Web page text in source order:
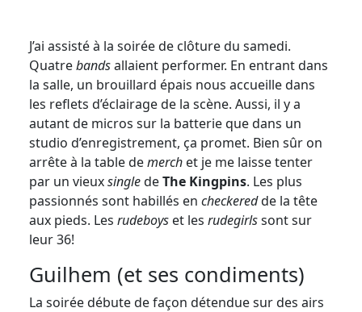
J’ai assisté à la soirée de clôture du samedi.
Quatrebandsallaient performer. En entrant dans
la salle, un brouillard épais nous accueille dans
les reflets d’éclairage de la scène. Aussi, il y a
autant de micros sur la batterie que dans un
studio d’enregistrement, ça promet. Bien sûr on
arrête à la table demerch et je me laisse tenter
par un vieuxsingledeThe Kingpins. Les plus
passionnés sont habillés en checkeredde la tête
aux pieds. Les rudeboys et les rudegirlssont sur
leur 36!
Guilhem (et ses condiments)
La soirée débute de façon détendue sur des airs